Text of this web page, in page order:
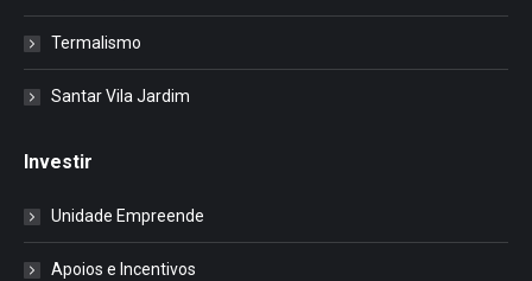
Termalismo
Santar Vila Jardim
Investir
Unidade Empreende
Apoios e Incentivos